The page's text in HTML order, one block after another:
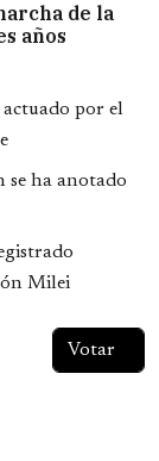
de la
años
por el
se ha anotado
Milei